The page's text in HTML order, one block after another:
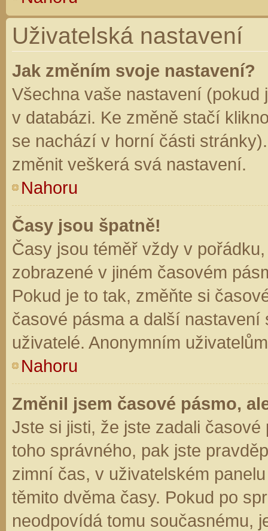
Uživatelská nastavení
Jak změním svoje nastavení?
Všechna vaše nastavení (pokud
v databázi. Ke změně stačí
se nachází v horní části
změnit veškerá svá nastavení.
Nahoru
Časy jsou špatně!
Časy jsou téměř vždy v
zobrazené v jiném časovém
Pokud je to tak, změňte si
časové pásma a další
uživatelé. Anonymním
Nahoru
Změnil jsem časové pásmo,
Jste si jisti, že jste zadali
toho správného, pak jste
zimní čas, v uživatelském
těmito dvěma časy. Pokud po
neodpovídá tomu současnému,